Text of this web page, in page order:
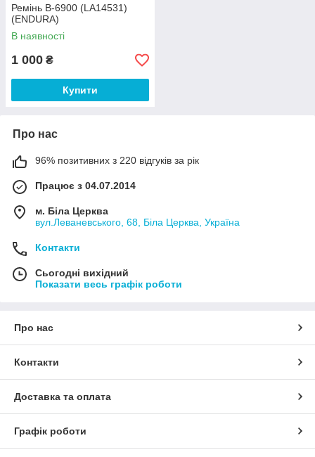
Ремінь B-6900 (LA14531)
(ENDURA)
В наявності
1 000 ₴
Купити
Про нас
96% позитивних з 220 відгуків за рік
Працює з 04.07.2014
м. Біла Церква
вул.Леваневського, 68, Біла Церква, Україна
Контакти
Сьогодні вихідний
Показати весь графік роботи
Про нас
Контакти
Доставка та оплата
Графік роботи